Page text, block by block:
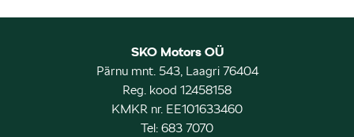
Kristel ja Avo M.
SKO Motors OÜ
Pärnu mnt. 543, Laagri 76404
Reg. kood 12458158
KMKR nr. EE101633460
Tel: 683 7070